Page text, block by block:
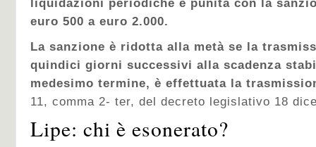
liquidazioni periodiche è punita con la
euro 500 a euro 2.000.
La sanzione è ridotta alla metà se la
quindici giorni successivi alla scadenza
medesimo termine, è effettuata la
11, comma 2- ter, del decreto legislativo 18
Lipe: chi è esonerato?